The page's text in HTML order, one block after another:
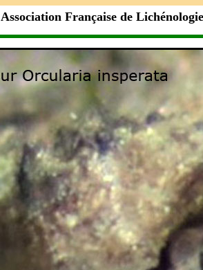
Association Française de Lichénologie